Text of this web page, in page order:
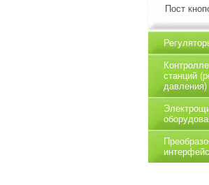
Пост
станций
давления)